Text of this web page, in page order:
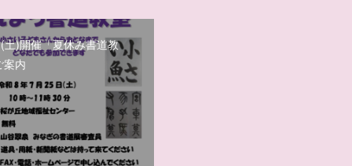
土)開催「夏休み書道教
案内